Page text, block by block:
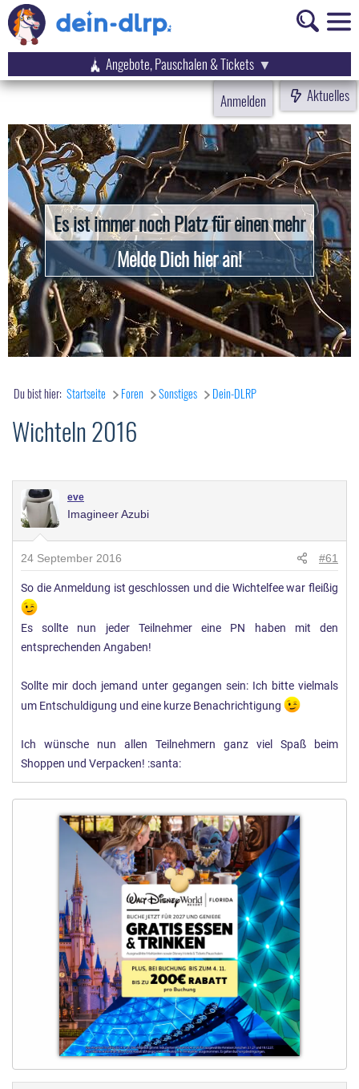
Angebote, Pauschalen & Tickets
Anmelden
Aktuelles
Es ist immer noch Platz für einen mehr
Melde Dich hier an!
Du bist hier: Startseite Foren Sonstiges Dein-DLRP
Wichteln 2016
eve
Imagineer Azubi
24 September 2016 #61
So die Anmeldung ist geschlossen und die Wichtelfee war fleißig
Es sollte nun jeder Teilnehmer eine PN haben mit den
entsprechenden Angaben!
Sollte mir doch jemand unter gegangen sein: Ich bitte vielmals
um Entschuldigung und eine kurze Benachrichtigung
Ich wünsche nun allen Teilnehmern ganz viel Spaß beim
Shoppen und Verpacken! :santa: